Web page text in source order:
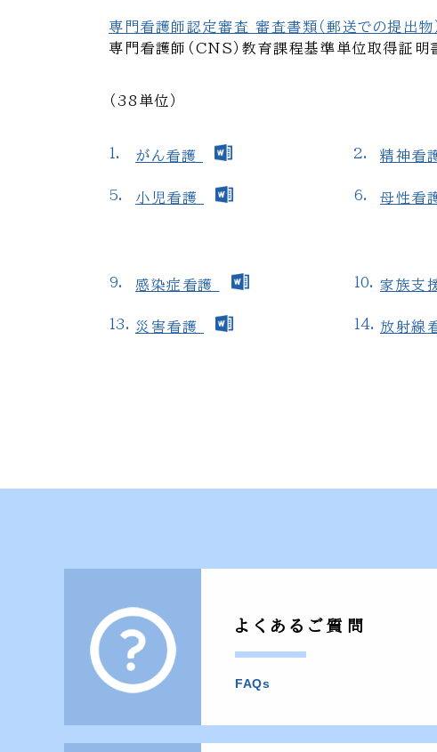
専門看護師認定審査 審査書類（郵送での提出物
専門看護師（CNS）教育課程基準単位取得証明
（38単位）
がん看護 精神看
小児看護 母性看
感染症看護 家族支
災害看護 放射線
よくあるご質問
FAQs